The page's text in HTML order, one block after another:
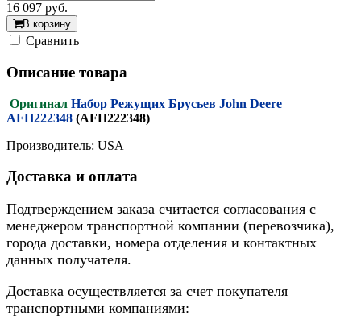
16 097 руб.
В корзину
Cравнить
Описание товара
Оригинал Набор Режущих Брусьев John Deere
AFH222348 (AFH222348)
Производитель: USA
Доставка и оплата
Подтверждением заказа считается согласования с
менеджером транспортной компании (перевозчика),
города доставки, номера отделения и контактных
данных получателя.
Доставка осуществляется за счет покупателя
транспортными компаниями: